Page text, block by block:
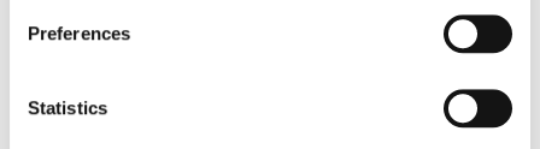
Preferences
Statistics
Monteringstid
Fundament